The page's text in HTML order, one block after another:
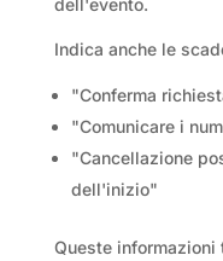
dell'evento.
Indica anche le
"Conferma
"Comunicare i
"Cancellazione
dell'inizio"
Queste